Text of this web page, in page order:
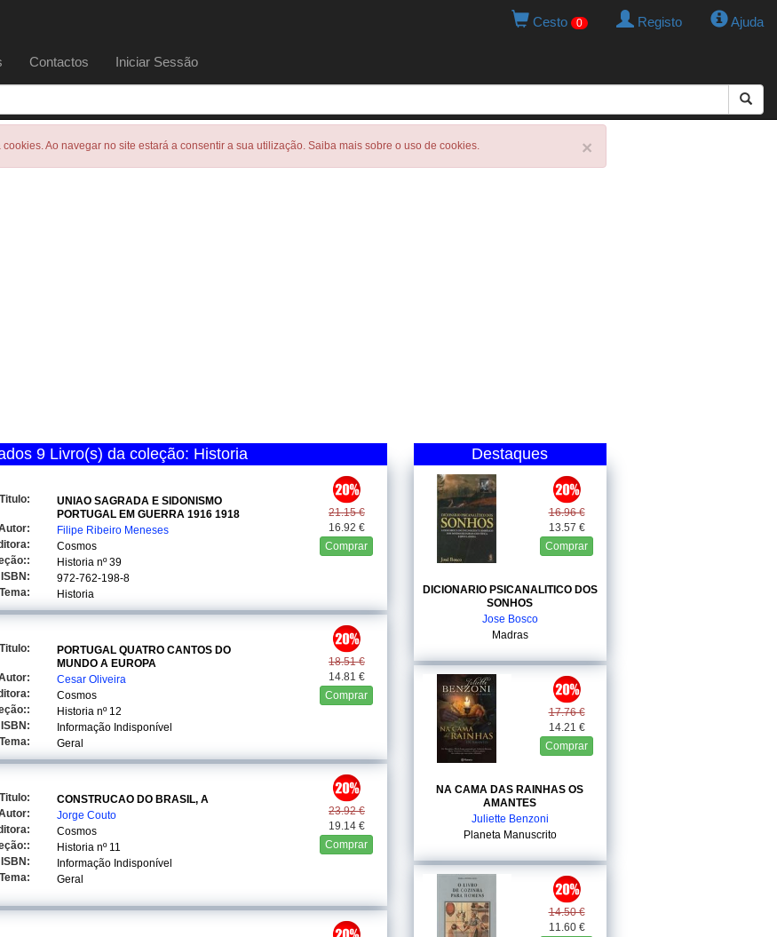
Cesto 0 Registo Ajuda
Contactos Iniciar Sessão
×
cookies. Ao navegar no site estará a consentir a sua utilização. Saiba mais sobre o uso de cookies.
9 Livro(s) da coleção: Historia
21.15 €
16.92 €
Comprar
Titulo:
UNIAO SAGRADA E SIDONISMO
PORTUGAL EM GUERRA 1916 1918
Filipe Ribeiro Meneses
Cosmos
Historia nº 39
ISBN:
972-762-198-8
Tema:
Historia
18.51 €
14.81 €
Comprar
Titulo:
PORTUGAL QUATRO CANTOS DO
MUNDO A EUROPA
Cesar Oliveira
Cosmos
Historia nº 12
ISBN:
Informação Indisponível
Tema:
Geral
23.92 €
19.14 €
Comprar
Titulo:
CONSTRUCAO DO BRASIL, A
Jorge Couto
Cosmos
Historia nº 11
ISBN:
Informação Indisponível
Tema:
Geral
Destaques
16.96 €
13.57 €
Comprar
DICIONARIO PSICANALITICO DOS
SONHOS
Jose Bosco
Madras
17.76 €
14.21 €
Comprar
NA CAMA DAS RAINHAS OS
AMANTES
Juliette Benzoni
Planeta Manuscrito
14.50 €
11.60 €